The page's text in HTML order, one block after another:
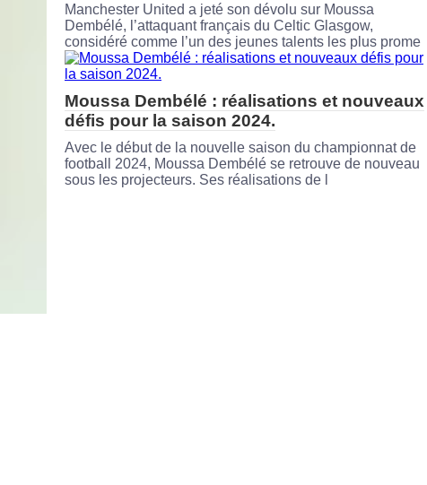
Manchester United a jeté son dévolu sur Moussa
Dembélé, l’attaquant français du Celtic Glasgow,
considéré comme l’un des jeunes talents les plus prome
Moussa Dembélé : réalisations et nouveaux
défis pour la saison 2024.
Avec le début de la nouvelle saison du championnat de
football 2024, Moussa Dembélé se retrouve de nouveau
sous les projecteurs. Ses réalisations de l